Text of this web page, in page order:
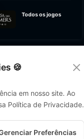
Todos os jogos
🍪
em nosso site. Ao
Política de Privacidade.
Preferências